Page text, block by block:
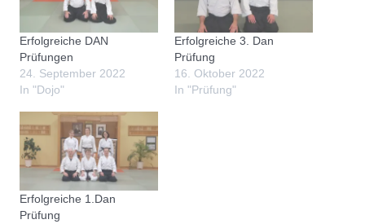
Erfolgreiche DAN
Prüfungen
24. September 2022
In "Dojo"
Erfolgreiche 3. Dan
Prüfung
16. Oktober 2022
In "Prüfung"
Erfolgreiche 1.Dan
Prüfung